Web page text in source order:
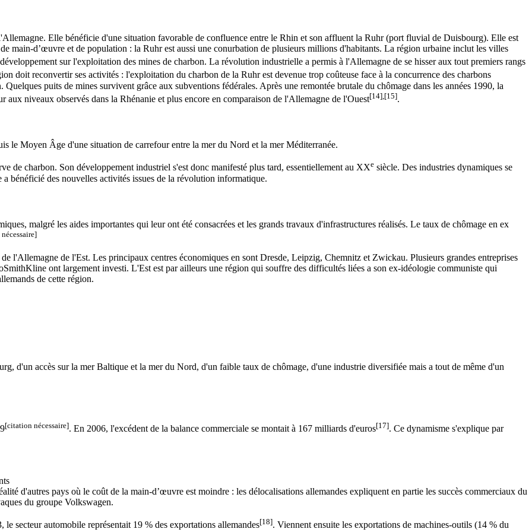
Elle bénéficie d'une situation favorable de confluence entre le Rhin et son affluent la Ruhr (port fluvial de Duisbourg). Elle est
main-d’œuvre et de population : la Ruhr est aussi une conurbation de plusieurs millions d'habitants. La région urbaine inclut les villes
sur l'exploitation des mines de charbon. La révolution industrielle a permis à l'Allemagne de se hisser aux tout premiers rangs
doit reconvertir ses activités : l'exploitation du charbon de la Ruhr est devenue trop coûteuse face à la concurrence des charbons
puits de mines survivent grâce aux subventions fédérales. Après une remontée brutale du chômage dans les années 1990, la
aux niveaux observés dans la Rhénanie et plus encore en comparaison de l'Allemagne de l'Ouest[14] [15].
le Moyen Âge d'une situation de carrefour entre la mer du Nord et la mer Méditerranée.
de charbon. Son développement industriel s'est donc manifesté plus tard, essentiellement au XXe siècle. Des industries dynamiques se
bénéficié des nouvelles activités issues de la révolution informatique.
malgré les aides importantes qui leur ont été consacrées et les grands travaux d'infrastructures réalisés. Le taux de chômage en ex
l'Allemagne de l'Est. Les principaux centres économiques en sont Dresde, Leipzig, Chemnitz et Zwickau. Plusieurs grandes entreprises
ont largement investi. L'Est est par ailleurs une région qui souffre des difficultés liées a son ex-idéologie communiste qui
de cette région.
d'un accès sur la mer Baltique et la mer du Nord, d'un faible taux de chômage, d'une industrie diversifiée mais a tout de même d'un
[citation nécessaire]. En 2006, l'excédent de la balance commerciale se montait à 167 milliards d'euros[17]. Ce dynamisme s'explique par
d'autres pays où le coût de la main-d’œuvre est moindre : les délocalisations allemandes expliquent en partie les succès commerciaux du
du groupe Volkswagen.
secteur automobile représentait 19 % des exportations allemandes[18]. Viennent ensuite les exportations de machines-outils (14 % du